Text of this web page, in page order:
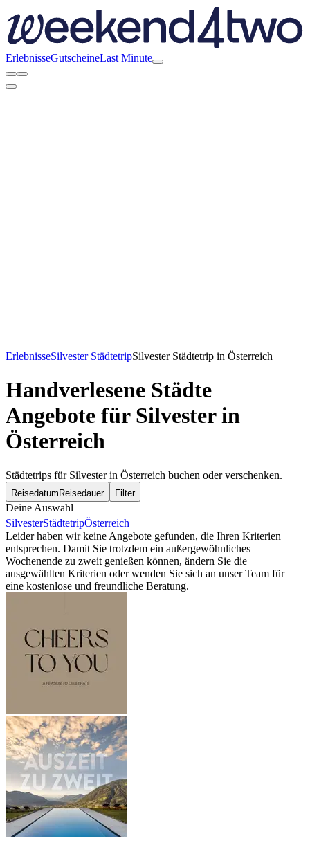
ErlebnisseGutscheineLast Minute
ErlebnisseSilvester StädtetripSilvester Städtetrip in Österreich
Handverlesene Städte
Angebote für Silvester in
Österreich
Städtetrips für Silvester in Österreich buchen oder verschenken.
Reisedatum Reisedauer Filter
Deine Auswahl
SilvesterStädtetripÖsterreich
Leider haben wir keine Angebote gefunden, die Ihren Kriterien
entsprechen. Damit Sie trotzdem ein außergewöhnliches
Wochenende zu zweit genießen können, ändern Sie die
ausgewählten Kriterien oder wenden Sie sich an unser Team für
eine kostenlose und freundliche Beratung.